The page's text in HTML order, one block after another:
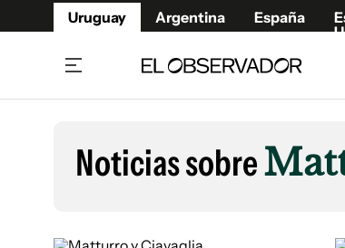
Uruguay Argentina España
Beneficios Member
Noticias sobre